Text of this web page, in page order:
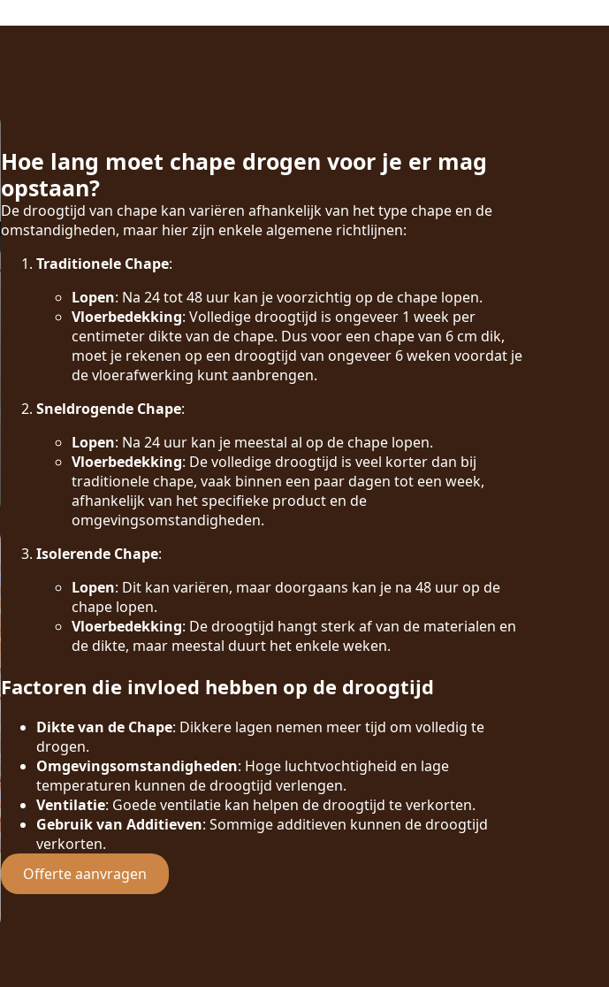
Hoe lang moet chape drogen voor je er mag
opstaan?
De droogtijd van chape kan variëren afhankelijk van het type chape en de
omstandigheden, maar hier zijn enkele algemene richtlijnen:
Traditionele Chape:
Lopen: Na 24 tot 48 uur kan je voorzichtig op de chape lopen.
Vloerbedekking: Volledige droogtijd is ongeveer 1 week per
centimeter dikte van de chape. Dus voor een chape van 6 cm dik,
moet je rekenen op een droogtijd van ongeveer 6 weken voordat je
de vloerafwerking kunt aanbrengen.
Sneldrogende Chape:
Lopen: Na 24 uur kan je meestal al op de chape lopen.
Vloerbedekking: De volledige droogtijd is veel korter dan bij
traditionele chape, vaak binnen een paar dagen tot een week,
afhankelijk van het specifieke product en de
omgevingsomstandigheden.
Isolerende Chape:
Lopen: Dit kan variëren, maar doorgaans kan je na 48 uur op de
chape lopen.
Vloerbedekking: De droogtijd hangt sterk af van de materialen en
de dikte, maar meestal duurt het enkele weken.
Factoren die invloed hebben op de droogtijd
Dikte van de Chape: Dikkere lagen nemen meer tijd om volledig te
drogen.
Omgevingsomstandigheden: Hoge luchtvochtigheid en lage
temperaturen kunnen de droogtijd verlengen.
Ventilatie: Goede ventilatie kan helpen de droogtijd te verkorten.
Gebruik van Additieven: Sommige additieven kunnen de droogtijd
verkorten.
Offerte aanvragen